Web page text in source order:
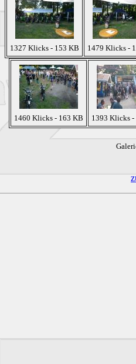
1327 Klicks - 153 KB 1479 Klicks -
1460 Klicks - 163 KB 1393 Klicks